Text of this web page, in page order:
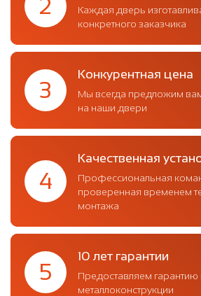
2
Каждая дверь
конкретного заказчика
3
Конкурентная цена
Мы всегда предложим
на наши двери
4
Качественная
Профессиональная
проверенная временем
монтажа
5
10 лет гарантии
Предоставляем гарантию
металлоконструкции